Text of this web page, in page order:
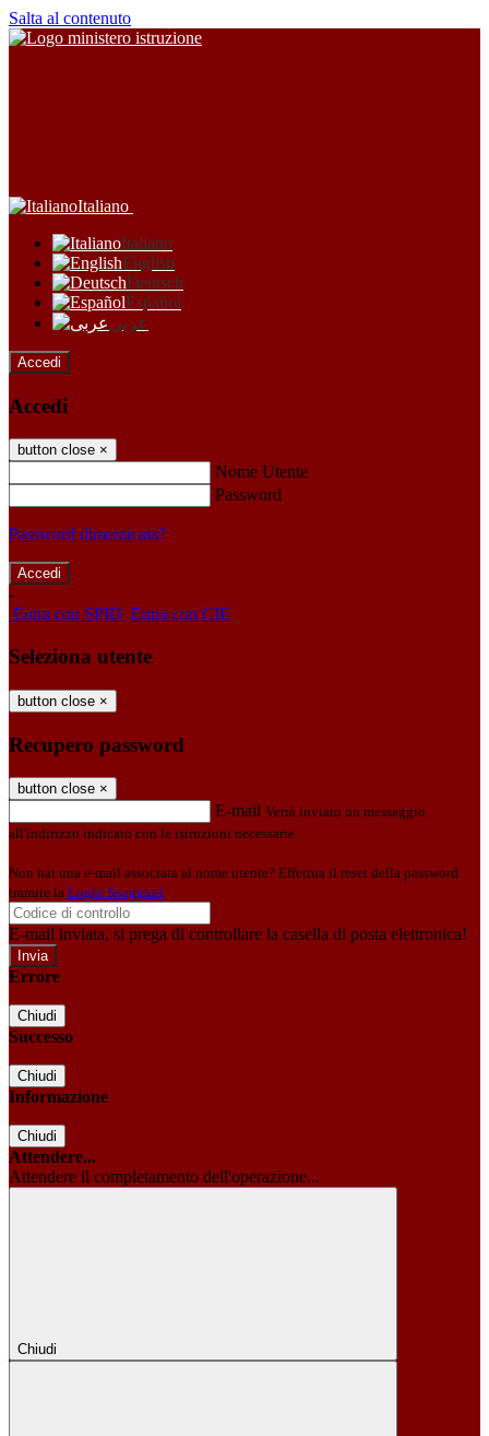
Salta al contenuto
Italiano
Italiano
English
Deutsch
Español
عربى
Accedi
Accedi
button close ×
Nome Utente
Password
Password dimenticata?
-
Entra con SPID Entra con CIE
Seleziona utente
button close ×
Recupero password
button close ×
E-mail Verrà inviato un messaggio
all'indirizzo indicato con le istruzioni necessarie.
Non hai una e-mail associata al nome utente? Effettua il reset della password
tramite la Login Spaggiari
E-mail inviata, si prega di controllare la casella di posta elettronica!
Errore
Chiudi
Successo
Chiudi
Informazione
Chiudi
Attendere...
Attendere il completamento dell'operazione...
Chiudi